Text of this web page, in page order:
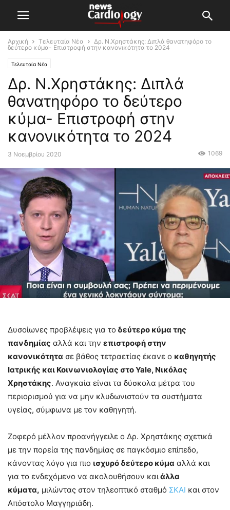
Αρχική Τελευταία Νέα
Δρ. Ν.Χρηστάκης: Διπλά θανατηφόρο το
δεύτερο κύμα- Επιστροφή στην κανονικότητα το 2024
Τελευταία Νέα
Δρ. Ν.Χρηστάκης: Διπλά
θανατηφόρο το δεύτερο
κύμα- Επιστροφή στην
κανονικότητα το 2024
3 Νοεμβρίου 2020 1069
Δυσοίωνες προβλέψεις για το δεύτερο κύμα της
πανδημίας αλλά και την επιστροφή στην
κανονικότητα σε βάθος τετραετίας έκανε ο καθηγητής
Ιατρικής και Κοινωνιολογίας στο Yale, Νικόλας
Χρηστάκης. Αναγκαία είναι τα δύσκολα μέτρα του
περιορισμού για να μην κλυδωνιστούν τα συστήματα
υγείας, σύμφωνα με τον καθηγητή.
Ζοφερό μέλλον προανήγγειλε ο Δρ. Χρηστάκης σχετικά
με την πορεία της πανδημίας σε παγκόσμιο επίπεδο,
κάνοντας λόγο για πιο ισχυρό δεύτερο κύμα αλλά και
για το ενδεχόμενο να ακολουθήσουν καιάλλα
κύματα, μιλώντας στον τηλεοπτικό σταθμό ΣΚΑΙ και στον
Απόστολο Μαγγηριάδη.